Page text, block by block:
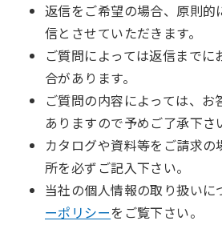
返信をご希望の場合、原則的
信とさせていただきます。
ご質問によっては返信までに
合があります。
ご質問の内容によっては、お
ありますので予めご了承下さ
カタログや資料等をご請求
所を必ずご記入下さい。
当社の個人情報の取り扱いに
ーポリシーをご覧下さい。